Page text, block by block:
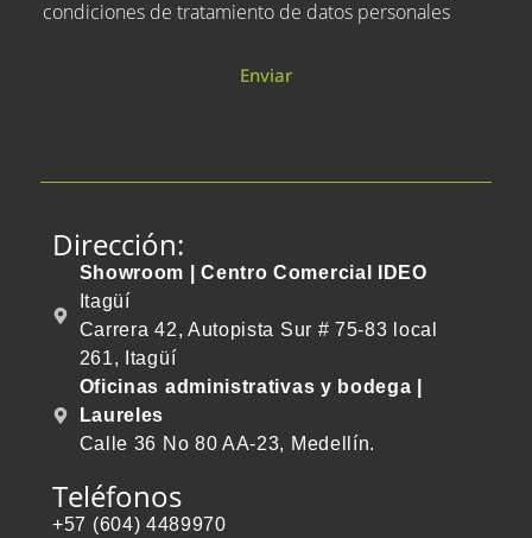
condiciones de tratamiento de datos personales
Enviar
Dirección:
Showroom | Centro Comercial IDEO
Itagüí
Carrera 42, Autopista Sur # 75-83 local
261, Itagüí
Oficinas administrativas y bodega |
Laureles
Calle 36 No 80 AA-23, Medellín.
Teléfonos
+57 (604) 4489970